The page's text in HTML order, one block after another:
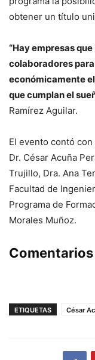
obtener un título
“Hay empresas
colaboradores
económicamente
que cumplan el
Ramírez Aguilar.
El evento contó
Dr. César Acuña
Trujillo, Dra. Ana
Facultad de
Programa de
Morales Muñoz.
Comentarios
ETIQUETAS César